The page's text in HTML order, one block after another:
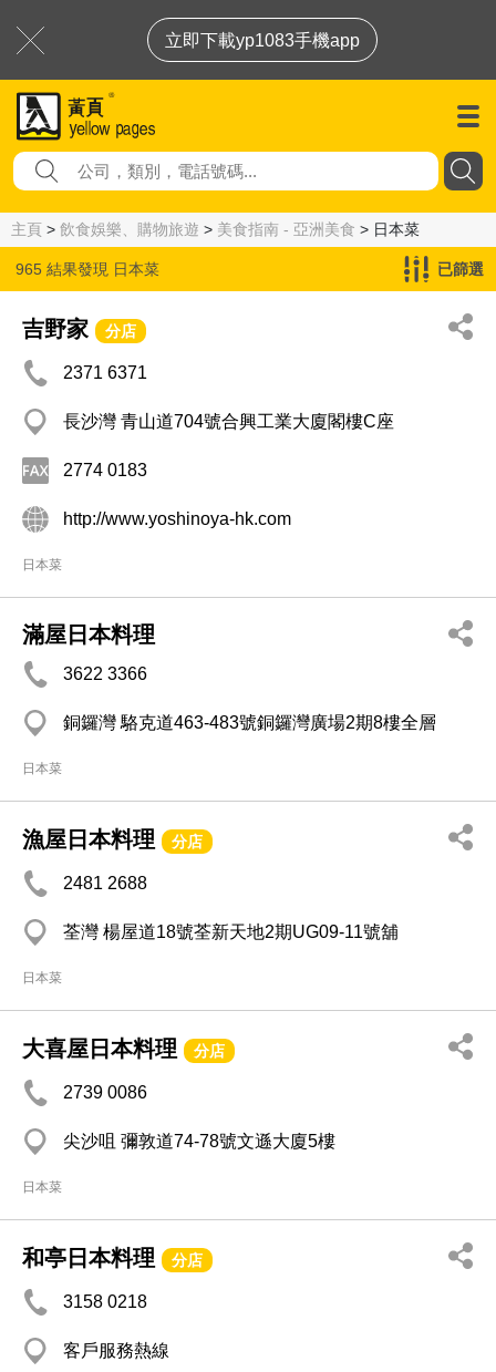
立即下載yp1083手機app
主頁 > 飲食娛樂、購物旅遊 > 美食指南 - 亞洲美食 > 日本菜
965 結果發現 日本菜 已篩選
吉野家 分店
2371 6371
長沙灣 青山道704號合興工業大廈閣樓C座
2774 0183
http://www.yoshinoya-hk.com
日本菜
滿屋日本料理
3622 3366
銅鑼灣 駱克道463-483號銅鑼灣廣場2期8樓全層
日本菜
漁屋日本料理 分店
2481 2688
荃灣 楊屋道18號荃新天地2期UG09-11號舖
日本菜
大喜屋日本料理 分店
2739 0086
尖沙咀 彌敦道74-78號文遜大廈5樓
日本菜
和亭日本料理 分店
3158 0218
客戶服務熱線